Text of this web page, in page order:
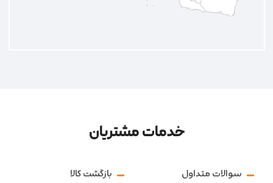
خدمات مشتریان
سوالات متداول بازگشت کالا